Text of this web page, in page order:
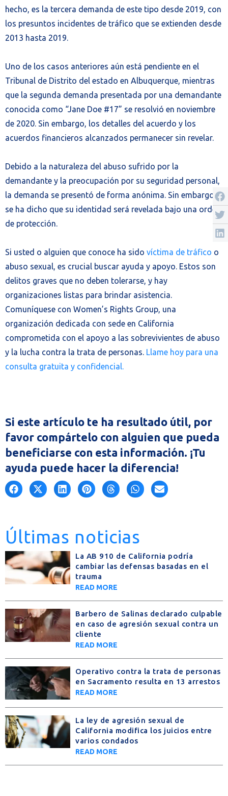
hecho, es la tercera demanda de este tipo desde 2019, con
los presuntos incidentes de tráfico que se extienden desde
2013 hasta 2019.
Uno de los casos anteriores aún está pendiente en el
Tribunal de Distrito del estado en Albuquerque, mientras
que la segunda demanda presentada por una demandante
conocida como “Jane Doe #17” se resolvió en noviembre
de 2020. Sin embargo, los detalles del acuerdo y los
acuerdos financieros alcanzados permanecer sin revelar.
Debido a la naturaleza del abuso sufrido por la
demandante y la preocupación por su seguridad personal,
la demanda se presentó de forma anónima. Sin embargo,
se ha dicho que su identidad será revelada bajo una orden
de protección.
Si usted o alguien que conoce ha sido víctima de tráfico o
abuso sexual, es crucial buscar ayuda y apoyo. Estos son
delitos graves que no deben tolerarse, y hay
organizaciones listas para brindar asistencia.
Comuníquese con Women’s Rights Group, una
organización dedicada con sede en California
comprometida con el apoyo a las sobrevivientes de abuso
y la lucha contra la trata de personas. Llame hoy para una
consulta gratuita y confidencial.
Si este artículo te ha resultado útil, por
favor compártelo con alguien que pueda
beneficiarse con esta información. ¡Tu
ayuda puede hacer la diferencia!
Últimas noticias
La AB 910 de California podría
cambiar las defensas basadas en el
trauma
READ MORE
Barbero de Salinas declarado culpable
en caso de agresión sexual contra un
cliente
READ MORE
Operativo contra la trata de personas
en Sacramento resulta en 13 arrestos
READ MORE
La ley de agresión sexual de
California modifica los juicios entre
varios condados
READ MORE